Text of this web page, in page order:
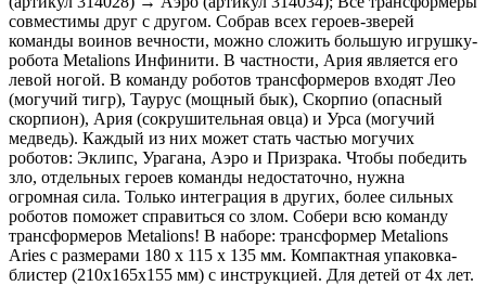
совместимы друг с другом. Собрав всех героев-зверей
команды воинов вечности, можно сложить большую игрушку-
робота Metalions Инфинити. В частности, Ария является его
левой ногой. В команду роботов трансформеров входят Лео
(могучий тигр), Таурус (мощный бык), Скорпио (опасный
скорпион), Ария (сокрушительная овца) и Урса (могучий
медведь). Каждый из них может стать частью могучих
роботов: Эклипс, Урагана, Аэро и Призрака. Чтобы победить
зло, отдельных героев команды недостаточно, нужна
огромная сила. Только интеграция в других, более сильных
роботов поможет справиться со злом. Собери всю команду
трансформеров Metalions! В наборе: трансформер Metalions
Aries с размерами 180 х 115 х 135 мм. Компактная упаковка-
блистер (210х165х155 мм) с инструкцией. Для детей от 4х лет.